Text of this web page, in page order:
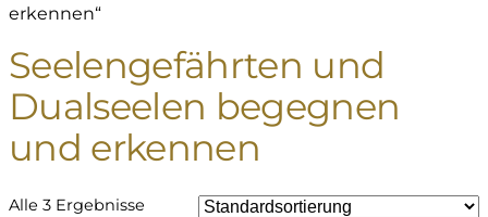
erkennen“
Seelengefährten und
Dualseelen begegnen
und erkennen
Alle 3 Ergebnisse